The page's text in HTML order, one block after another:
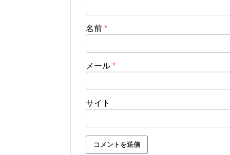
名前 *
メール *
サイト